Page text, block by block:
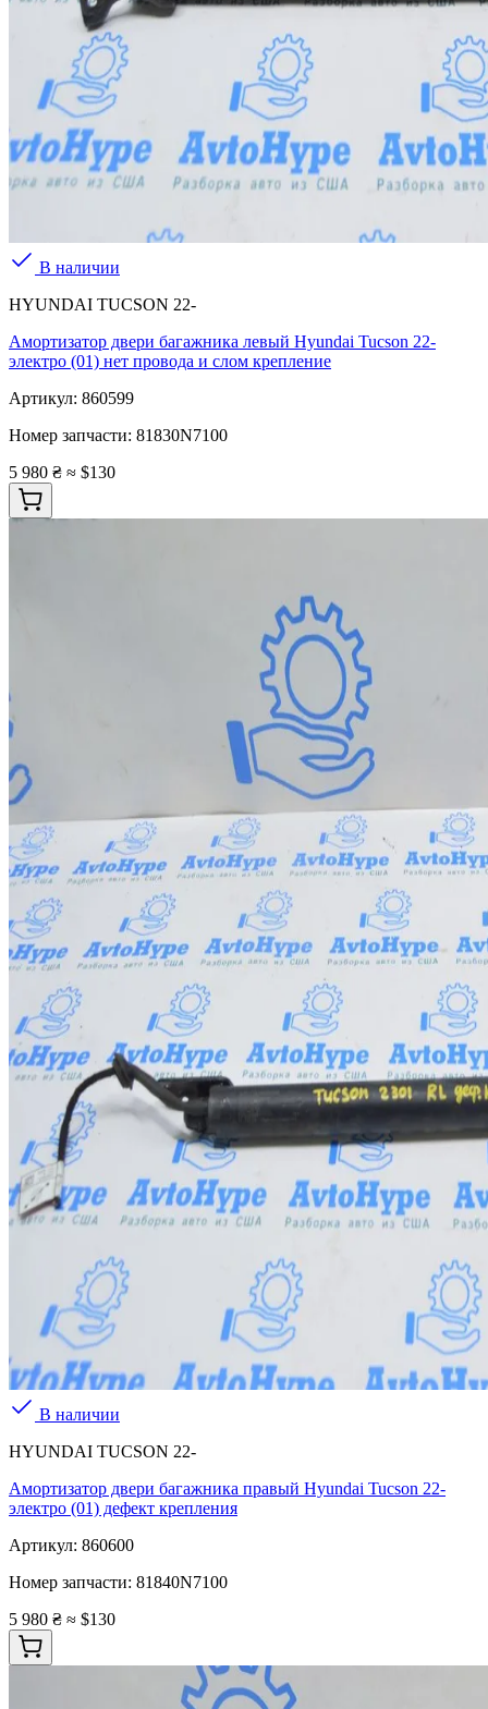
В наличии
HYUNDAI TUCSON 22-
Амортизатор двери багажника левый Hyundai Tucson 22-
электро (01) нет провода и слом крепление
Артикул: 860599
Номер запчасти: 81830N7100
5 980 ₴ ≈ $130
В наличии
HYUNDAI TUCSON 22-
Амортизатор двери багажника правый Hyundai Tucson 22-
электро (01) дефект крепления
Артикул: 860600
Номер запчасти: 81840N7100
5 980 ₴ ≈ $130